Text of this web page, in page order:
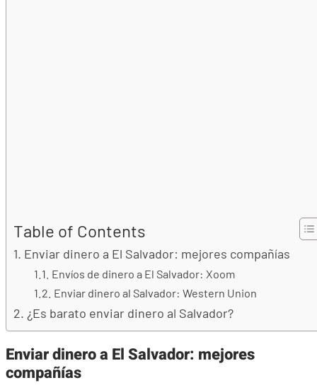
Table of Contents
Enviar dinero a El Salvador: mejores compañías
Envíos de dinero a El Salvador: Xoom
Enviar dinero al Salvador: Western Union
¿Es barato enviar dinero al Salvador?
Enviar dinero a El Salvador: mejores
compañías